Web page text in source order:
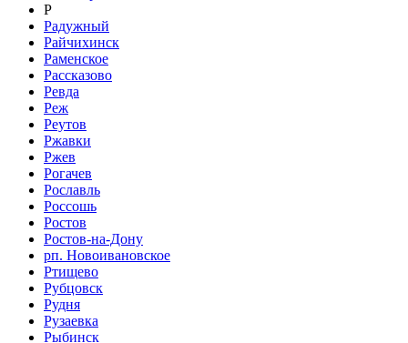
Р
Радужный
Райчихинск
Раменское
Рассказово
Ревда
Реж
Реутов
Ржавки
Ржев
Рогачев
Рославль
Россошь
Ростов
Ростов-на-Дону
рп. Новоивановское
Ртищево
Рубцовск
Рудня
Рузаевка
Рыбинск